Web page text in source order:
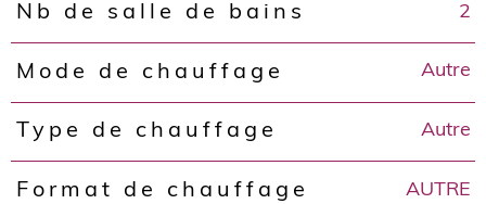
Nb de salle de bains 2
Mode de chauffage Autre
Type de chauffage Autre
Format de chauffage AUTRE